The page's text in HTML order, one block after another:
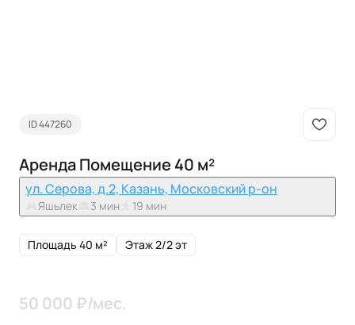
ID 447260
Аренда Помещение 40 м²
ул. Серова, д.2, Казань, Московский р-он
Яшьлек 3 мин 19 мин
Площадь 40 м² Этаж 2/2 эт
50 000 ₽/мес.